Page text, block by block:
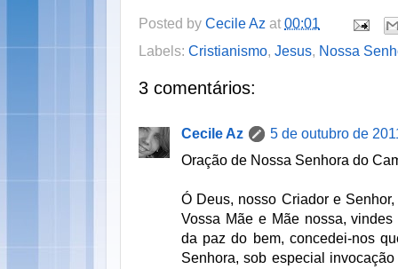
Posted by Cecile Az at 00:01
Labels: Cristianismo, Jesus, Nossa
3 comentários:
Cecile Az
5 de outubro de
Oração de Nossa Senhora do
Ó Deus, nosso Criador e
Vossa Mãe e Mãe nossa,
da paz do bem, concedei-nos
Senhora, sob especial